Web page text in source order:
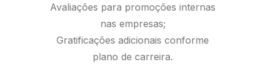
Avaliações para promoções internas
nas empresas;
Gratificações adicionais conforme
plano de carreira.